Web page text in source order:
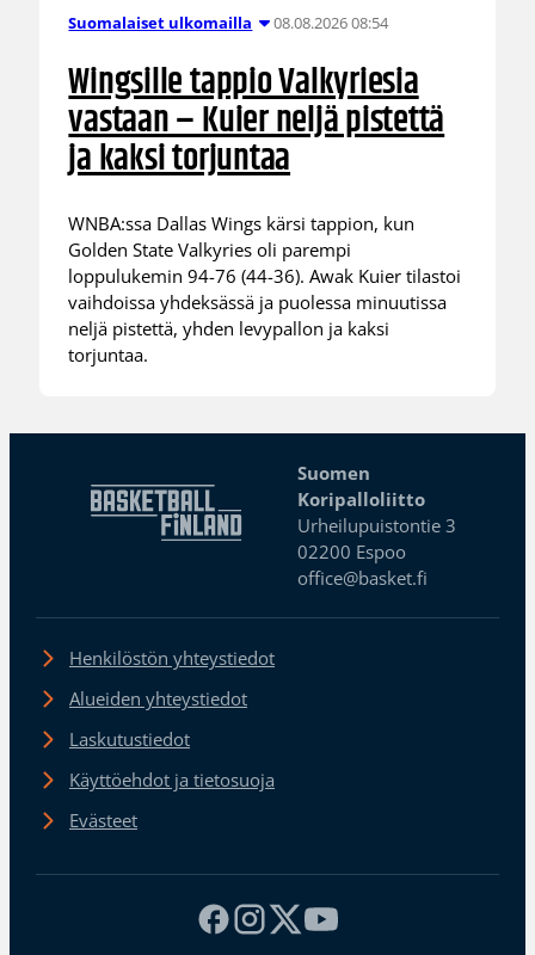
Suomalaiset ulkomailla 08.08.2026 08:54
Wingsille tappio Valkyriesia
vastaan – Kuier neljä pistettä
ja kaksi torjuntaa
WNBA:ssa Dallas Wings kärsi tappion, kun
Golden State Valkyries oli parempi
loppulukemin 94-76 (44-36). Awak Kuier tilastoi
vaihdoissa yhdeksässä ja puolessa minuutissa
neljä pistettä, yhden levypallon ja kaksi
torjuntaa.
Suomen
Koripalloliitto
Urheilupuistontie 3
02200 Espoo
office@basket.fi
Henkilöstön yhteystiedot
Alueiden yhteystiedot
Laskutustiedot
Käyttöehdot ja tietosuoja
Evästeet